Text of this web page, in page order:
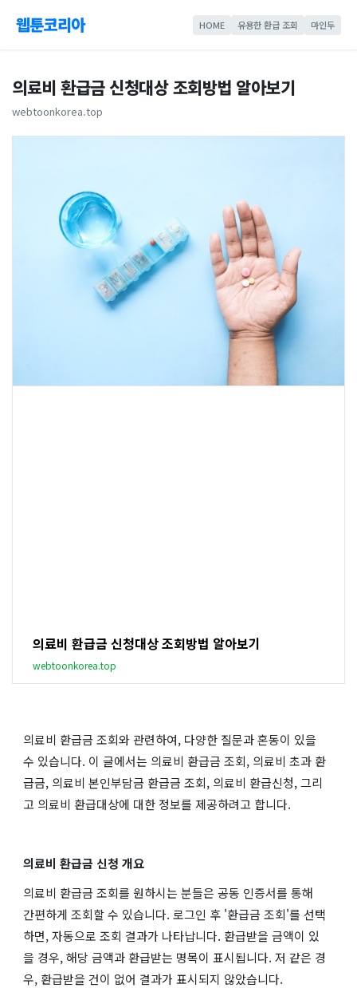
웹툰코리아 HOME 유용한 환급 조회 마인두
의료비 환급금 신청대상 조회방법 알아보기
webtoonkorea.top
의료비 환급금 신청대상 조회방법 알아보기
webtoonkorea.top
의료비 환급금 조회와 관련하여, 다양한 질문과 혼동이 있을
수 있습니다. 이 글에서는 의료비 환급금 조회, 의료비 초과 환
급금, 의료비 본인부담금 환급금 조회, 의료비 환급신청, 그리
고 의료비 환급대상에 대한 정보를 제공하려고 합니다.
의료비 환급금 신청 개요
의료비 환급금 조회를 원하시는 분들은 공동 인증서를 통해
간편하게 조회할 수 있습니다. 로그인 후 '환급금 조회'를 선택
하면, 자동으로 조회 결과가 나타납니다. 환급받을 금액이 있
을 경우, 해당 금액과 환급받는 명목이 표시됩니다. 저 같은 경
우, 환급받을 건이 없어 결과가 표시되지 않았습니다.